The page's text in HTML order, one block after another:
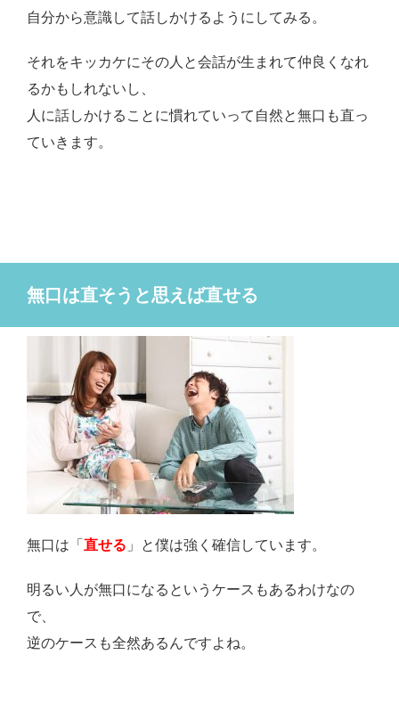
自分から意識して話しかけるようにしてみる。
それをキッカケにその人と会話が生まれて仲良くなれ
るかもしれないし、
人に話しかけることに慣れていって自然と無口も直っ
ていきます。
無口は直そうと思えば直せる
無口は「 直せる 」と僕は強く確信しています。
明るい人が無口になるというケースもあるわけなの
で、
逆のケースも全然あるんですよね。